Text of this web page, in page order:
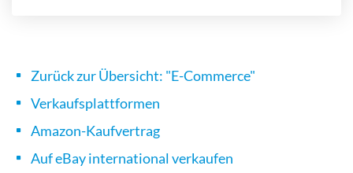
Zurück zur Übersicht: "E-Commerce"
Verkaufsplattformen
Amazon-Kaufvertrag
Auf eBay international verkaufen